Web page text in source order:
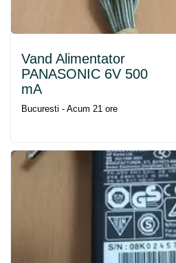
Vand Alimentator
PANASONIC 6V 500
mA
Bucuresti - Acum 21 ore